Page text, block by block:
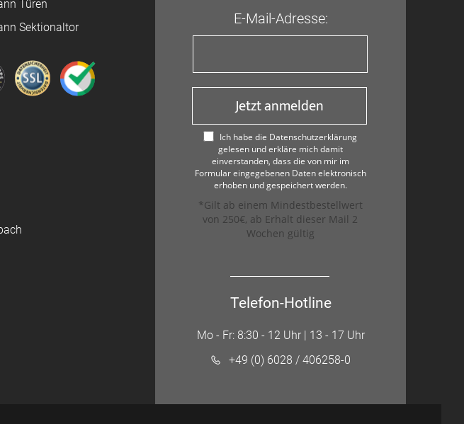
Türen
Sektionaltor
E-Mail-Adresse:
Jetzt anmelden
Ich habe die Datenschutzerklärung
gelesen und erkläre mich damit
einverstanden, dass die von mir im
Formular eingegebenen Daten elektronisch
erhoben und gespeichert werden.
*Gilt ab einem Mindestbestellwert
von 250€, ab Erhalt dieser Mail 2
Wochen gültig
Telefon-Hotline
Mo - Fr: 8:30 - 12 Uhr | 13 - 17 Uhr
+49 (0) 6028 / 406258-0